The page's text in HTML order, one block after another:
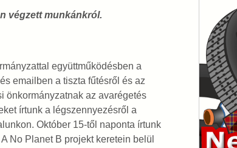
végzett munkánkról.
együttműködésben a
emailben a tiszta fűtésről és az
önkormányzatnak az avarégetés
írtunk a légszennyezésről a
Október 15-től naponta írtunk
No Planet B projekt keretein belül